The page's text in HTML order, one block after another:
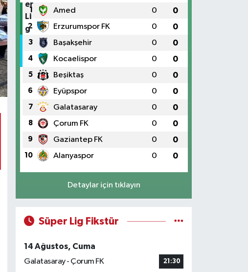
1 Amed 0 0
2 Erzurumspor FK 0 0
3 Başakşehir 0 0
4 Kocaelispor 0 0
5 Beşiktaş 0 0
6 Eyüpspor 0 0
7 Galatasaray 0 0
8 Çorum FK 0 0
9 Gaziantep FK 0 0
10 Alanyaspor 0 0
Detaylar için tıklayın
Süper Lig Fikstür
14 Ağustos, Cuma
Galatasaray - Çorum FK
21:30